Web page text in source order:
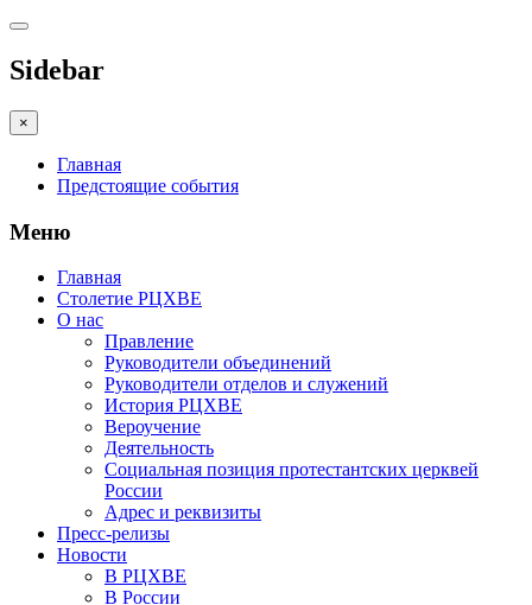
Sidebar
×
Главная
Предстоящие события
Меню
Главная
Столетие РЦХВЕ
О нас
Правление
Руководители объединений
Руководители отделов и служений
История РЦХВЕ
Вероучение
Деятельность
Социальная позиция протестантских церквей
России
Адрес и реквизиты
Пресс-релизы
Новости
В РЦХВЕ
В России